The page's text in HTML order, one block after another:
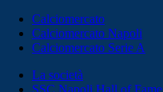
Calciomercato
Calciomercato Napoli
Calciomercato Serie A
La società